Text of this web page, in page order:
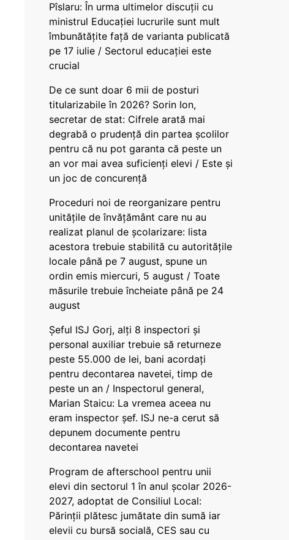
Pîslaru: În urma ultimelor discuții cu
ministrul Educației lucrurile sunt mult
îmbunătățite față de varianta publicată
pe 17 iulie / Sectorul educației este
crucial
De ce sunt doar 6 mii de posturi
titularizabile în 2026? Sorin Ion,
secretar de stat: Cifrele arată mai
degrabă o prudență din partea școlilor
pentru că nu pot garanta că peste un
an vor mai avea suficienți elevi / Este și
un joc de concurență
Proceduri noi de reorganizare pentru
unitățile de învățământ care nu au
realizat planul de școlarizare: lista
acestora trebuie stabilită cu autoritățile
locale până pe 7 august, spune un
ordin emis miercuri, 5 august / Toate
măsurile trebuie încheiate până pe 24
august
Șeful ISJ Gorj, alți 8 inspectori și
personal auxiliar trebuie să returneze
peste 55.000 de lei, bani acordați
pentru decontarea navetei, timp de
peste un an / Inspectorul general,
Marian Staicu: La vremea aceea nu
eram inspector șef. ISJ ne-a cerut să
depunem documente pentru
decontarea navetei
Program de afterschool pentru unii
elevi din sectorul 1 în anul școlar 2026-
2027, adoptat de Consiliul Local:
Părinții plătesc jumătate din sumă iar
elevii cu bursă socială, CES sau cu